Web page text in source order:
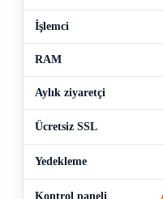
İşlemci
RAM
Aylık ziyaretçi
Ücretsiz SSL
Yedekleme
Kontrol paneli